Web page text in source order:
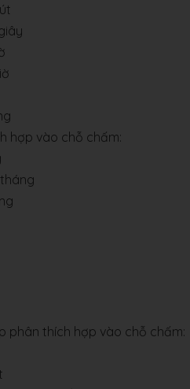
hợp vào chỗ chấm:
phân thích hợp vào chỗ chấm: